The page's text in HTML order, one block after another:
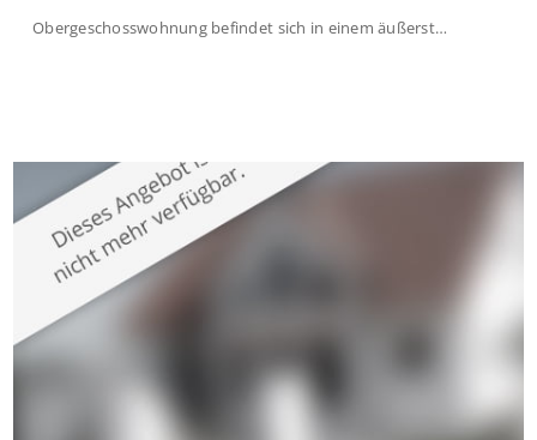
Obergeschosswohnung befindet sich in einem äußerst
großzügige Räume und eine hochwertige Ausstattung, die
modernen Wohnkomfort mit einem stilvollen Ambiente
verbindet. Der […]